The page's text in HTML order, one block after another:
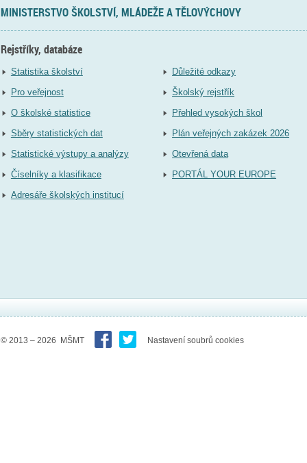
MINISTERSTVO ŠKOLSTVÍ, MLÁDEŽE A TĚLOVÝCHOVY
Rejstříky, databáze
Statistika školství
Pro veřejnost
O školské statistice
Sběry statistických dat
Statistické výstupy a analýzy
Číselníky a klasifikace
Adresáře školských institucí
Důležité odkazy
Školský rejstřík
Přehled vysokých škol
Plán veřejných zakázek 2026
Otevřená data
PORTÁL YOUR EUROPE
© 2013 – 2026 MŠMT Nastavení soubrů cookies